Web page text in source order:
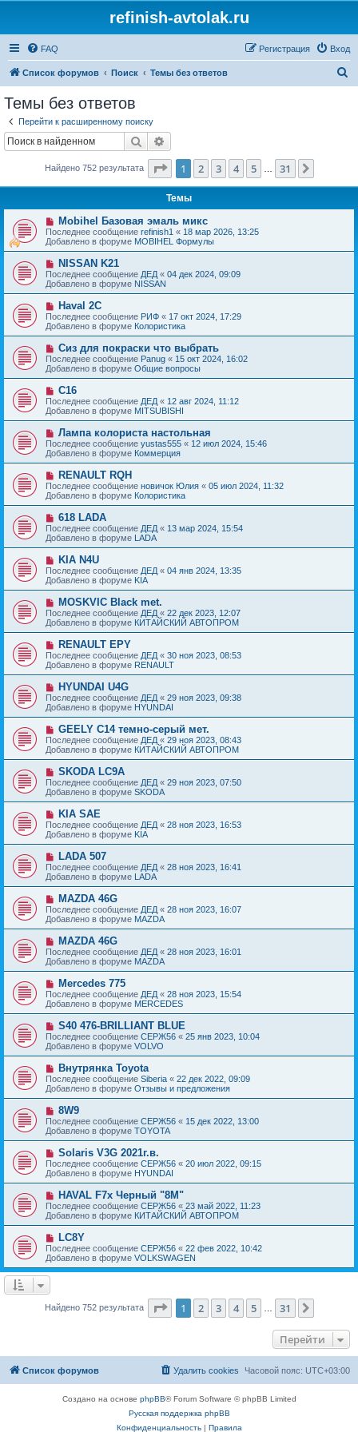
refinish-avtolak.ru
FAQ Вход
Регистрация
Список форумов Поиск Темы без ответов
Темы без ответов
Перейти к расширенному поиску
Поиск
Найдено 752 результата Страница из 31
1 2 3 4 5 31
Темы
Н
о
в
о
е
с
о
о
б
щ
е
н
и
е
Mobihel Базовая эмаль микс
Последнее сообщение refinish1 « 18 мар 2026, 13:25
Добавлено в форуме MOBIHEL Формулы
Н
о
в
о
е
с
о
о
б
щ
е
н
и
е
NISSAN K21
Последнее сообщение ДЕД « 04 дек 2024, 09:09
Добавлено в форуме NISSAN
Н
о
в
о
с
о
о
б
щ
е
н
и
е
Haval 2C
Последнее сообщение РИФ « 17 окт 2024, 17:29
Добавлено в форуме Колористика
Н
о
в
о
с
о
о
б
щ
е
н
и
е
Сиз для покраски что выбрать
Последнее сообщение Panug « 15 окт 2024, 16:02
Добавлено в форуме Общие вопросы
Н
о
в
о
с
о
о
б
щ
е
н
и
е
C16
Последнее сообщение ДЕД « 12 авг 2024, 11:12
Добавлено в форуме MITSUBISHI
Н
о
в
о
е
с
о
о
б
щ
е
н
и
е
Лампа колориста настольная
Последнее сообщение yustas555 « 12 июл 2024, 15:46
Добавлено в форуме Коммерция
Н
о
в
о
с
о
о
б
щ
е
н
и
е
RENAULT RQH
Последнее сообщение новичок Юлия « 05 июл 2024, 11:32
Добавлено в форуме Колористика
Н
о
в
о
е
с
о
о
б
щ
е
н
и
е
618 LADA
Последнее сообщение ДЕД « 13 мар 2024, 15:54
Добавлено в форуме LADA
Н
о
в
о
е
с
о
о
б
щ
е
н
и
е
KIA N4U
Последнее сообщение ДЕД « 04 янв 2024, 13:35
Добавлено в форуме KIA
Н
о
в
о
е
с
о
о
б
щ
е
н
и
е
MOSKVIC Black met.
Последнее сообщение ДЕД « 22 дек 2023, 12:07
Добавлено в форуме КИТАЙСКИЙ АВТОПРОМ
Н
о
в
о
е
с
о
о
б
щ
е
н
и
е
RENAULT EPY
Последнее сообщение ДЕД « 30 ноя 2023, 08:53
Добавлено в форуме RENAULT
Н
о
в
о
с
о
о
б
щ
е
н
и
е
HYUNDAI U4G
Последнее сообщение ДЕД « 29 ноя 2023, 09:38
Добавлено в форуме HYUNDAI
Н
о
в
о
е
с
о
о
б
щ
е
н
и
е
GEELY C14 темно-серый мет.
Последнее сообщение ДЕД « 29 ноя 2023, 08:43
Добавлено в форуме КИТАЙСКИЙ АВТОПРОМ
Н
о
в
о
е
с
о
о
б
е
н
и
е
SKODA LC9A
Последнее сообщение ДЕД « 29 ноя 2023, 07:50
Добавлено в форуме SKODA
Н
о
в
о
е
с
о
о
б
щ
е
н
и
е
KIA SAE
Последнее сообщение ДЕД « 28 ноя 2023, 16:53
Добавлено в форуме KIA
Н
о
в
о
е
с
о
о
б
щ
е
н
и
е
LADA 507
Последнее сообщение ДЕД « 28 ноя 2023, 16:41
Добавлено в форуме LADA
Н
о
в
о
е
с
о
о
б
щ
е
н
и
е
MAZDA 46G
Последнее сообщение ДЕД « 28 ноя 2023, 16:07
Добавлено в форуме MAZDA
Н
о
в
о
е
с
о
о
б
щ
е
н
и
е
MAZDA 46G
Последнее сообщение ДЕД « 28 ноя 2023, 16:01
Добавлено в форуме MAZDA
Н
о
в
о
е
с
о
о
б
щ
е
н
и
е
Mercedes 775
Последнее сообщение ДЕД « 28 ноя 2023, 15:54
Добавлено в форуме MERCEDES
Н
о
в
о
е
с
о
о
б
щ
е
н
и
е
S40 476-BRILLIANT BLUE
Последнее сообщение СЕРЖ56 « 25 янв 2023, 10:04
Добавлено в форуме VOLVO
Н
о
в
о
е
с
о
о
б
щ
е
н
и
е
Внутрянка Toyota
Последнее сообщение Siberia « 22 дек 2022, 09:09
Добавлено в форуме Отзывы и предложения
Н
о
в
о
е
с
о
о
б
щ
е
н
и
е
8W9
Последнее сообщение СЕРЖ56 « 15 дек 2022, 13:00
Добавлено в форуме TOYOTA
Н
о
в
о
е
с
о
о
б
е
н
и
е
Solaris V3G 2021г.в.
Последнее сообщение СЕРЖ56 « 20 июл 2022, 09:15
Добавлено в форуме HYUNDAI
Н
о
в
о
е
с
о
о
б
и
HAVAL F7x Черный "8M"
Последнее сообщение СЕРЖ56 « 23 май 2022, 11:23
Добавлено в форуме КИТАЙСКИЙ АВТОПРОМ
Н
о
в
о
е
о
б
LC8Y
Последнее сообщение СЕРЖ56 « 22 фев 2022, 10:42
Добавлено в форуме VOLKSWAGEN
Найдено 752 результата Страница из 31
1 2 3 4 5 31
Перейти
Список форумов Часовой пояс: UTC+03:00
Удалить cookies
Создано на основе phpBB® Forum Software © phpBB Limited
Русская поддержка phpBB
Конфиденциальность| Правила